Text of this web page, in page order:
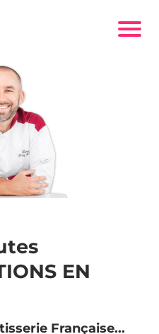
EN
Française...